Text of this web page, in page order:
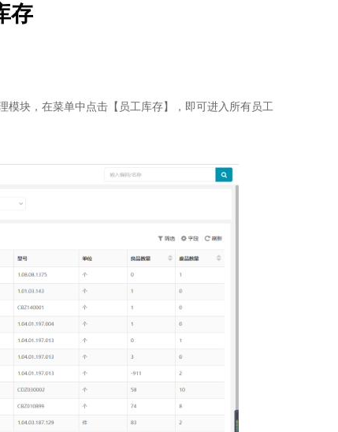
存
模块，在菜单中点击【员工库存】，即可进入所有员工